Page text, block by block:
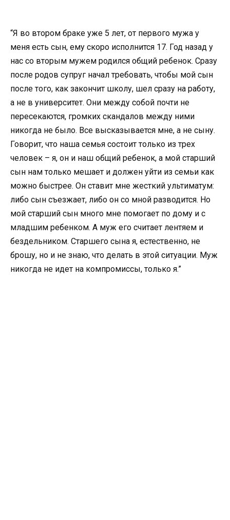
“Я во втором браке уже 5 лет, от первого мужа у
меня есть сын, ему скоро исполнится 17. Год назад у
нас со вторым мужем родился общий ребенок. Сразу
после родов супруг начал требовать, чтобы мой сын
после того, как закончит школу, шел сразу на работу,
а не в университет. Они между собой почти не
пересекаются, громких скандалов между ними
никогда не было. Все высказывается мне, а не сыну.
Говорит, что наша семья состоит только из трех
человек – я, он и наш общий ребенок, а мой старший
сын нам только мешает и должен уйти из семьи как
можно быстрее. Он ставит мне жесткий ультиматум:
либо сын съезжает, либо он со мной разводится. Но
мой старший сын много мне помогает по дому и с
младшим ребенком. А муж его считает лентяем и
бездельником. Старшего сына я, естественно, не
брошу, но и не знаю, что делать в этой ситуации. Муж
никогда не идет на компромиссы, только я.”